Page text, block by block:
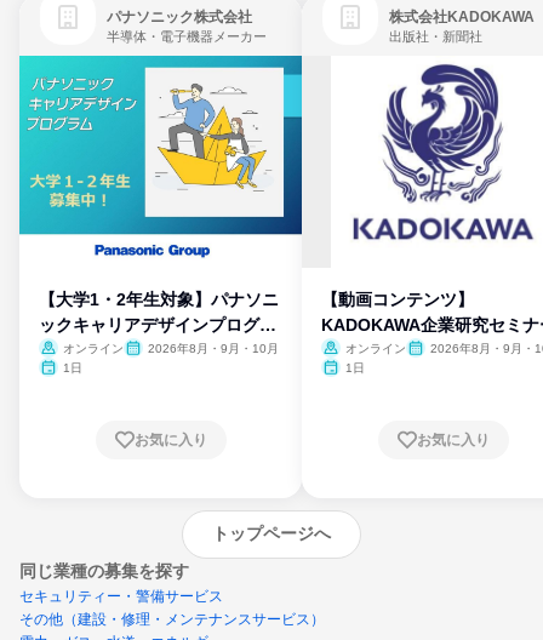
パナソニック株式会社
半導体・電子機器メーカー
【大学1・2年生対象】パナソニ
ックキャリアデザインプログラ
ム
オンライン
2026年8月・9月・10月
1日
お気に入り
株式会社KADOKAWA
出版社・新聞社
【動画コンテンツ】
KADOKAWA企業研究セミナ
オンライン
2026年8月・9月・
1日
お気に入り
トップページへ
同じ業種の募集を探す
セキュリティー・警備サービス
その他（建設・修理・メンテナンスサービス）